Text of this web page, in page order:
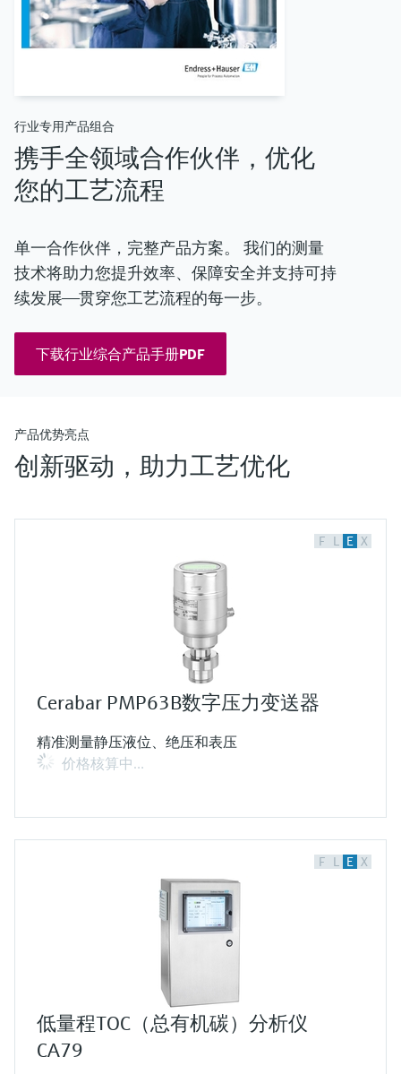
行业专用产品组合
携手全领域合作伙伴，优化
您的工艺流程
单一合作伙伴，完整产品方案。 我们的测量
技术将助力您提升效率、保障安全并支持可持
续发展——贯穿您工艺流程的每一步。
下载行业综合产品手册PDF
产品优势亮点
创新驱动，助力工艺优化
F L E X
Cerabar PMP63B数字压力变送器
精准测量静压液位、绝压和表压
价格核算中…
F L E X
低量程TOC（总有机碳）分析仪
CA79